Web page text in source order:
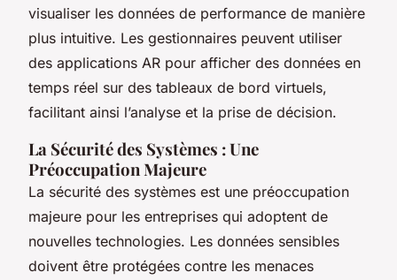
visualiser les données de performance de manière
plus intuitive. Les gestionnaires peuvent utiliser
des applications AR pour afficher des données en
temps réel sur des tableaux de bord virtuels,
facilitant ainsi l’analyse et la prise de décision.
La Sécurité des Systèmes : Une
Préoccupation Majeure
La sécurité des systèmes est une préoccupation
majeure pour les entreprises qui adoptent de
nouvelles technologies. Les données sensibles
doivent être protégées contre les menaces